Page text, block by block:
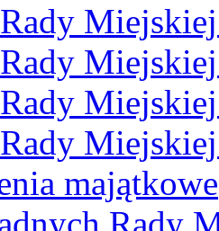
majątkowe